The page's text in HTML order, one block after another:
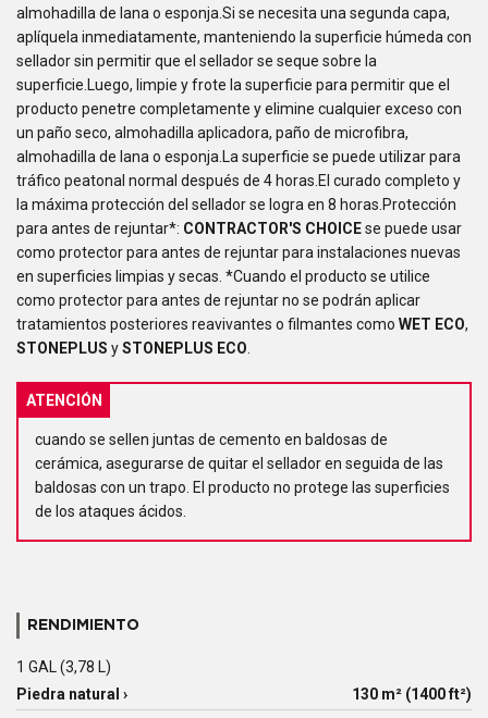
almohadilla de lana o esponja.Si se necesita una segunda capa,
aplíquela inmediatamente, manteniendo la superficie húmeda con
sellador sin permitir que el sellador se seque sobre la
superficie.Luego, limpie y frote la superficie para permitir que el
producto penetre completamente y elimine cualquier exceso con
un paño seco, almohadilla aplicadora, paño de microfibra,
almohadilla de lana o esponja.La superficie se puede utilizar para
tráfico peatonal normal después de 4 horas.El curado completo y
la máxima protección del sellador se logra en 8 horas.Protección
para antes de rejuntar*: CONTRACTOR'S CHOICEse puede usar
como protector para antes de rejuntar para instalaciones nuevas
en superficies limpias y secas. *Cuando el producto se utilice
como protector para antes de rejuntar no se podrán aplicar
tratamientos posteriores reavivantes o filmantes como WET ECO,
STONEPLUS ySTONEPLUS ECO
ATENCIÓN
cuando se sellen juntas de cemento en baldosas de
cerámica, asegurarse de quitar el sellador en seguida de las
baldosas con un trapo. El producto no protege las superficies
de los ataques ácidos.
RENDIMIENTO
1 GAL (3,78 L)
Piedra natural ›
130 m² (1400 ft²)